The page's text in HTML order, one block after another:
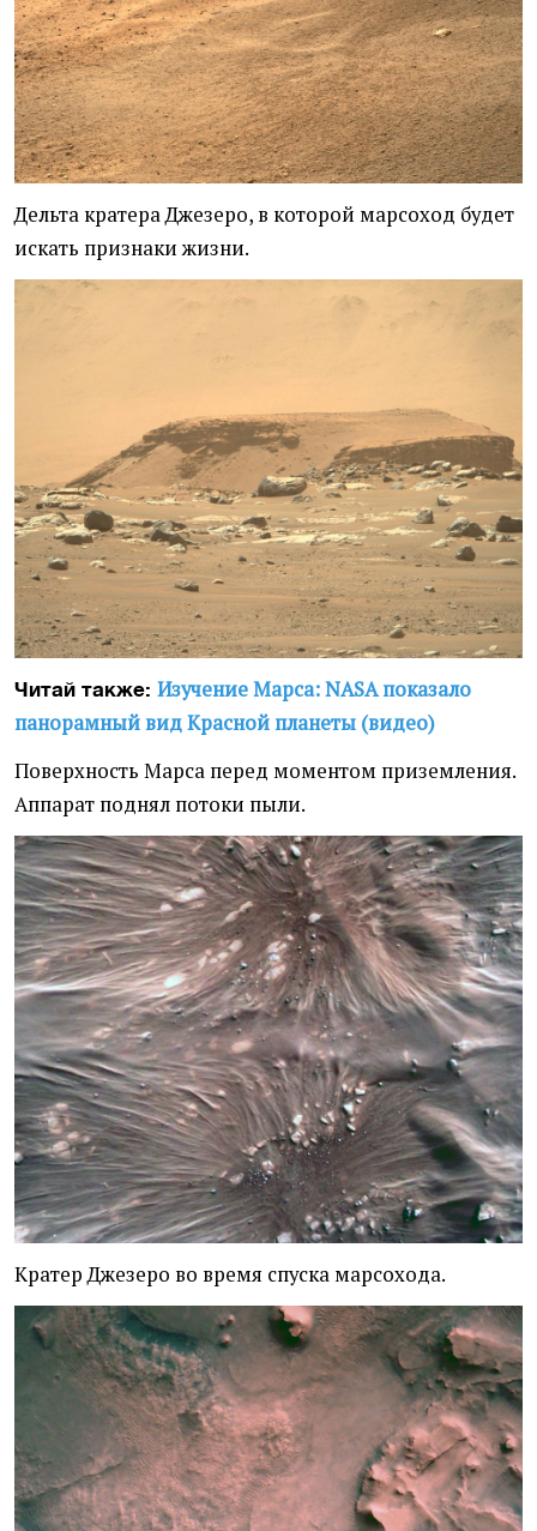
Дельта кратера Джезеро, в которой марсоход будет
искать признаки жизни.
Читай также: Изучение Марса: NASA показало
панорамный вид Красной планеты (видео)
Поверхность Марса перед моментом приземления.
Аппарат поднял потоки пыли.
Кратер Джезеро во время спуска марсохода.